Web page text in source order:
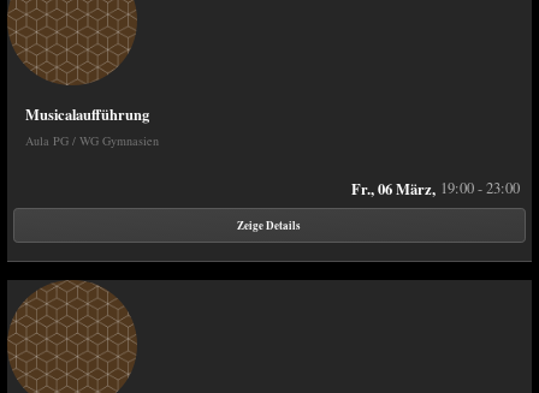
Musicalaufführung
Aula PG / WG Gymnasien
Fr., 06 März, 19:00 - 23:00
Zeige Details